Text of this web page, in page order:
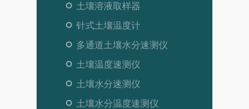
土壤溶液取样器
针式土壤温度计
多通道土壤水分速测仪
土壤温度速测仪
土壤水分速测仪
土壤水分温度速测仪